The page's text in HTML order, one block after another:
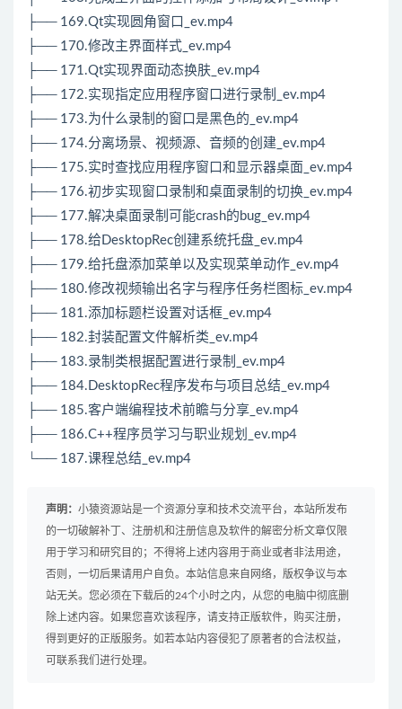
├── 169.Qt实现圆角窗口_ev.mp4
├── 170.修改主界面样式_ev.mp4
├── 171.Qt实现界面动态换肤_ev.mp4
├── 172.实现指定应用程序窗口进行录制_ev.mp4
├── 173.为什么录制的窗口是黑色的_ev.mp4
├── 174.分离场景、视频源、音频的创建_ev.mp4
├── 175.实时查找应用程序窗口和显示器桌面_ev.mp4
├── 176.初步实现窗口录制和桌面录制的切换_ev.mp4
├── 177.解决桌面录制可能crash的bug_ev.mp4
├── 178.给DesktopRec创建系统托盘_ev.mp4
├── 179.给托盘添加菜单以及实现菜单动作_ev.mp4
├── 180.修改视频输出名字与程序任务栏图标_ev.mp4
├── 181.添加标题栏设置对话框_ev.mp4
├── 182.封装配置文件解析类_ev.mp4
├── 183.录制类根据配置进行录制_ev.mp4
├── 184.DesktopRec程序发布与项目总结_ev.mp4
├── 185.客户端编程技术前瞻与分享_ev.mp4
├── 186.C++程序员学习与职业规划_ev.mp4
└── 187.课程总结_ev.mp4
声明： 小猿资源站是一个资源分享和技术交流平台，本站所发布
的一切破解补丁、注册机和注册信息及软件的解密分析文章仅限
用于学习和研究目的；不得将上述内容用于商业或者非法用途，
否则，一切后果请用户自负。本站信息来自网络，版权争议与本
站无关。您必须在下载后的24个小时之内，从您的电脑中彻底删
除上述内容。如果您喜欢该程序，请支持正版软件，购买注册，
得到更好的正版服务。如若本站内容侵犯了原著者的合法权益，
可联系我们进行处理。